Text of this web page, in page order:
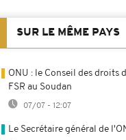
SUR LE MÊME PAYS
ONU : le Conseil des droits
FSR au Soudan
07/07 - 12:07
Le Secrétaire général de